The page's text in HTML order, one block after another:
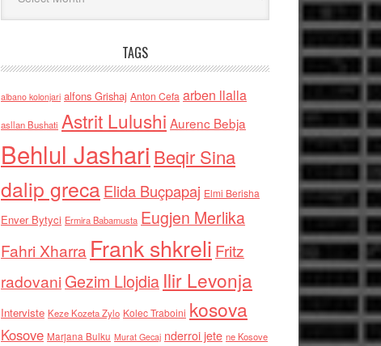
TAGS
albano kolonjari alfons Grishaj Anton Cefa arben llalla
asllan Bushati Astrit Lulushi Aurenc Bebja
Behlul Jashari Beqir Sina
dalip grecaElida Buçpapaj Elmi Berisha
Enver Bytyci Ermira Babamusta Eugjen Merlika
Fahri Xharra Frank shkreli Fritz
radovaniGezim Llojdia Ilir Levonja
Interviste Keze Kozeta Zylo Kolec Traboini kosova
Kosove Marjana Bulku Murat Gecaj nderroi jete ne Kosove